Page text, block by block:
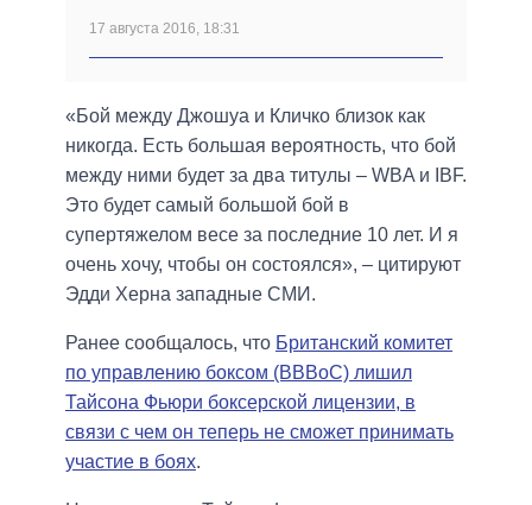
17 августа 2016, 18:31
«Бой между Джошуа и Кличко близок как
никогда. Есть большая вероятность, что бой
между ними будет за два титулы – WBA и IBF.
Это будет самый большой бой в
супертяжелом весе за последние 10 лет. И я
очень хочу, чтобы он состоялся», – цитируют
Эдди Херна западные СМИ.
Ранее сообщалось, что Британский комитет
по управлению боксом (BBBoC) лишил
Тайсона Фьюри боксерской лицензии, в
связи с чем он теперь не сможет принимать
участие в боях.